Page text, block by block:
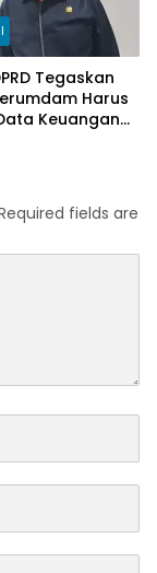
Tegaskan
Harus
Keuangan
fields are